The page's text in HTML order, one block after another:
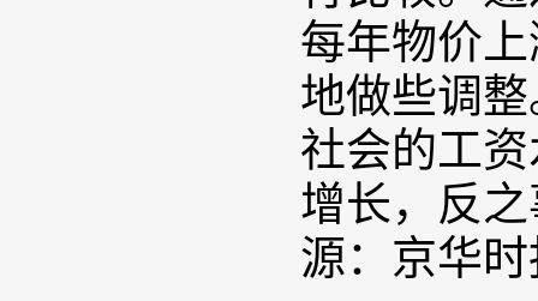
每年物价
地做些调
社会的工
增长，反
源：京华